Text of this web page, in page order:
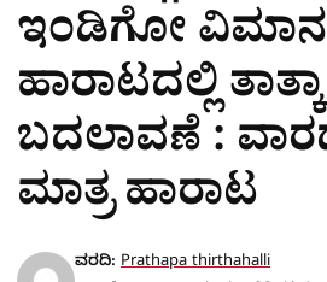
ಇಂಡಿಗೋ ವಿಮಾನ
ಹಾರಾಟದಲ್ಲಿ
ಬದಲಾವಣೆ :
ಮಾತ್ರ ಹಾರಾಟ
ವರದಿ: Prathapa thirthahalli